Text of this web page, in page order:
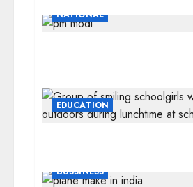
NATIONAL
EDUCATION
BUSSINESS